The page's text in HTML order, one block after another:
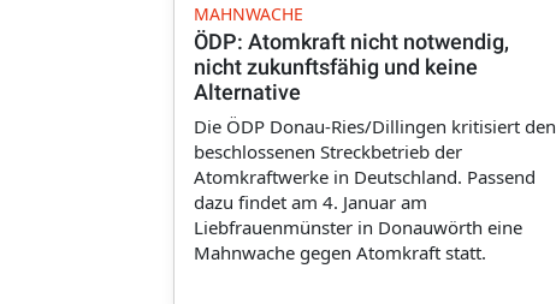
MAHNWACHE
ÖDP: Atomkraft nicht notwendig,
nicht zukunftsfähig und keine
Alternative
Die ÖDP Donau-Ries/Dillingen kritisiert den
beschlossenen Streckbetrieb der
Atomkraftwerke in Deutschland. Passend
dazu findet am 4. Januar am
Liebfrauenmünster in Donauwörth eine
Mahnwache gegen Atomkraft statt.